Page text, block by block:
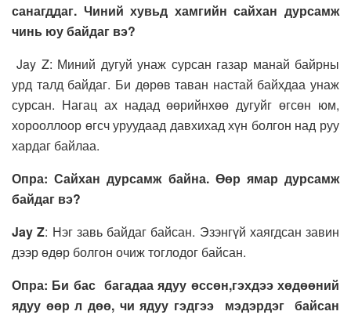
санагддаг. Чиний хувьд хамгийн сайхан дурсамж
чинь юу байдаг вэ?
Jay Z: Миний дугуй унаж сурсан газар манай байрны
урд талд байдаг. Би дөрөв таван настай байхдаа унаж
сурсан. Нагац ах надад өөрийнхөө дугуйг өгсөн юм,
хорооллоор өгсч уруудаад давхихад хүн болгон над руу
хардаг байлаа.
Опра: Сайхан дурсамж байна. Өөр ямар дурсамж
байдаг вэ?
Jay Z: Нэг завь байдаг байсан. Эзэнгүй хаягдсан завин
дээр өдөр болгон очиж тоглодог байсан.
Опра: Би бас багадаа ядуу өссөн,гэхдээ хөдөөний
ядуу өөр л дөө, чи ядуу гэдгээ мэдэрдэг байсан